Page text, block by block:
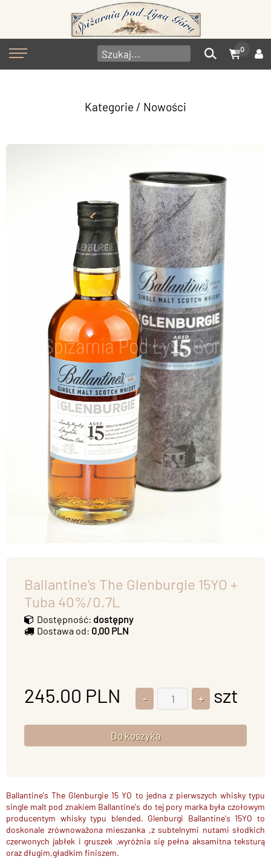
0
Kategorie / Nowości
Ballantine's The Glenburgie 15YO +
Tuba 40%/0.7L
Dostępność: dostępny
Dostawa od: 0.00 PLN
245.00 PLN szt
Ballantine's The Glenburgie 15 YO to jedna z pierwszych whisky typu
single malt pod znakiem Ballantine's do tej pory marka była czołowym
producentym whisky typu blended. Glenburgi Ballantine's 15YO to
doskonale zrównoważona mieszanka ,z subtelnymi nutami słodkich
czerwonych jabłek i gruszek ,wyróżnia się pełna aksamitna teksturą
oraz długim,gładkim finiszem.